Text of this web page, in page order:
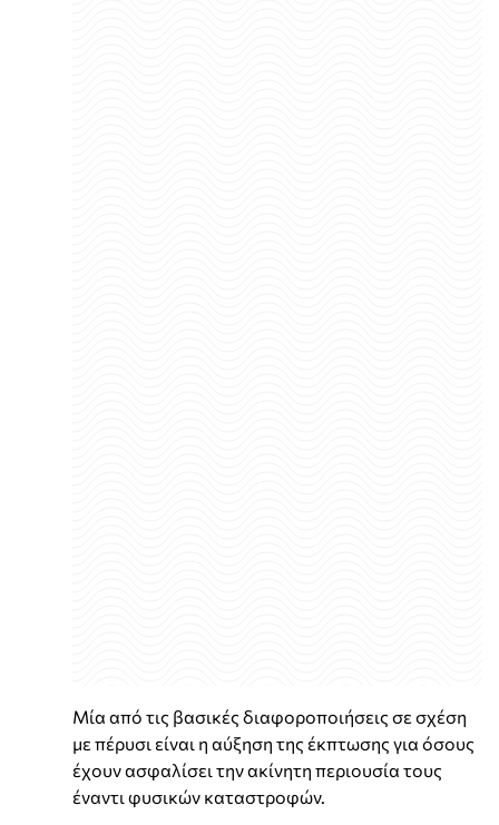
Μία από τις βασικές διαφοροποιήσεις σε σχέση
με πέρυσι είναι η αύξηση της έκπτωσης για όσους
έχουν ασφαλίσει την ακίνητη περιουσία τους
έναντι φυσικών καταστροφών.